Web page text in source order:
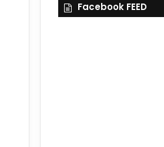
Facebook FEED